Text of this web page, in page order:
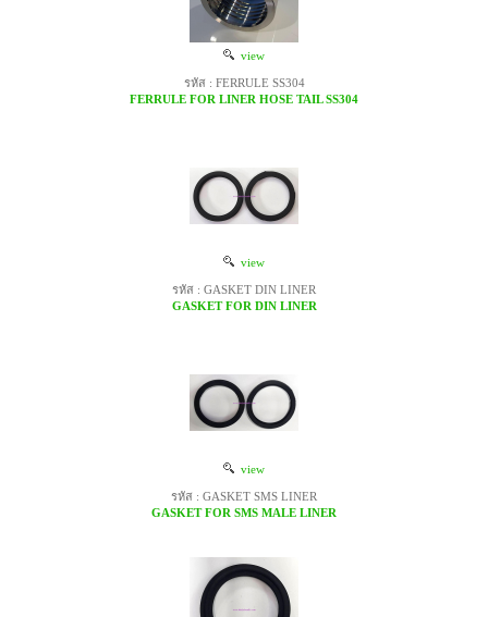
view
รหัส : FERRULE SS304
FERRULE FOR LINER HOSE TAIL SS304
view
รหัส : GASKET DIN LINER
GASKET FOR DIN LINER
view
รหัส : GASKET SMS LINER
GASKET FOR SMS MALE LINER